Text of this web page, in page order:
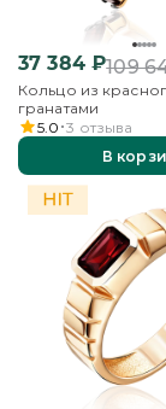
37 384₽109
Кольцо из
гранатами
5.0 3 отзыва
В